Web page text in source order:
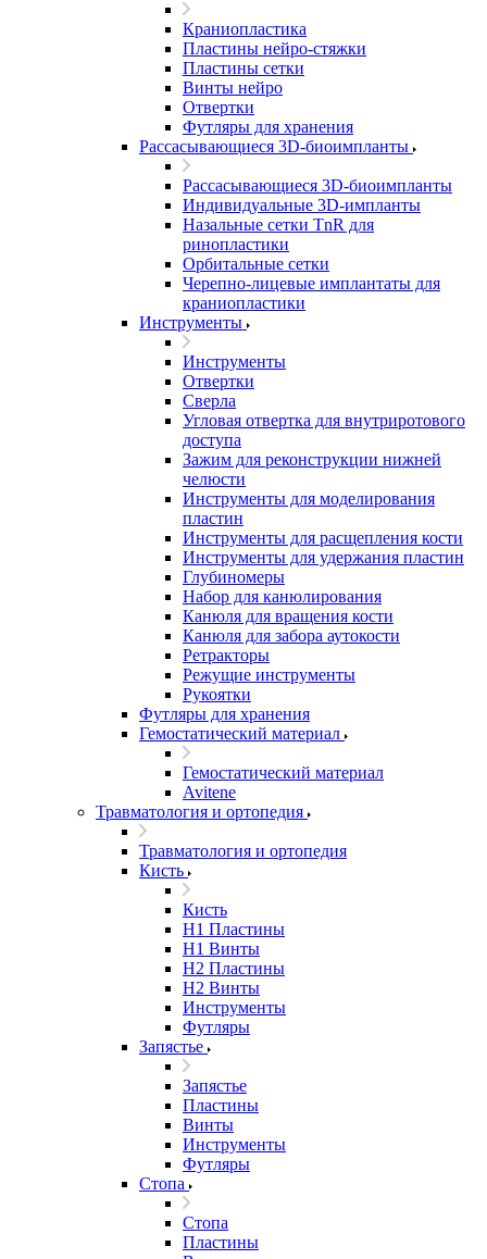
Краниопластика
Пластины нейро-стяжки
Пластины сетки
Винты нейро
Отвертки
Футляры для хранения
Рассасывающиеся 3D-биоимпланты
Рассасывающиеся 3D-биоимпланты
Индивидуальные 3D-импланты
Назальные сетки TnR для
ринопластики
Орбитальные сетки
Черепно-лицевые имплантаты для
краниопластики
Инструменты
Инструменты
Отвертки
Сверла
Угловая отвертка для внутриротового
доступа
Зажим для реконструкции нижней
челюсти
Инструменты для моделирования
пластин
Инструменты для расщепления кости
Инструменты для удержания пластин
Глубиномеры
Набор для канюлирования
Канюля для вращения кости
Канюля для забора аутокости
Ретракторы
Режущие инструменты
Рукоятки
Футляры для хранения
Гемостатический материал
Гемостатический материал
Avitene
Травматология и ортопедия
Травматология и ортопедия
Кисть
Кисть
H1 Пластины
H1 Винты
H2 Пластины
H2 Винты
Инструменты
Футляры
Запястье
Запястье
Пластины
Винты
Инструменты
Футляры
Стопа
Стопа
Пластины